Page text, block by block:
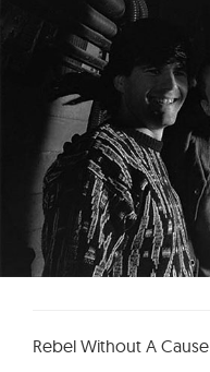
Rebel Without A Cause